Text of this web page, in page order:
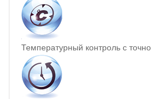
Температурный контроль с